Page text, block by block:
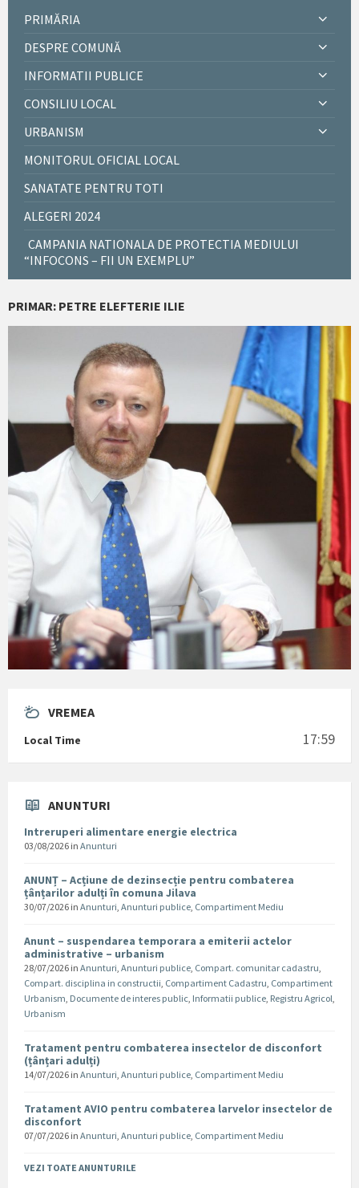
PRIMĂRIA
DESPRE COMUNĂ
INFORMATII PUBLICE
CONSILIU LOCAL
URBANISM
MONITORUL OFICIAL LOCAL
SANATATE PENTRU TOTI
ALEGERI 2024
CAMPANIA NATIONALA DE PROTECTIA MEDIULUI
“INFOCONS – FII UN EXEMPLU”
PRIMAR: PETRE ELEFTERIE ILIE
VREMEA
Local Time 17:59
ANUNTURI
Intreruperi alimentare energie electrica
03/08/2026 in Anunturi
ANUNȚ – Acțiune de dezinsecție pentru combaterea
țânțarilor adulți în comuna Jilava
30/07/2026 in Anunturi, Anunturi publice, Compartiment Mediu
Anunt – suspendarea temporara a emiterii actelor
administrative – urbanism
28/07/2026 in Anunturi, Anunturi publice, Compart. comunitar cadastru,
Compart. disciplina in constructii, Compartiment Cadastru, Compartiment
Urbanism, Documente de interes public, Informatii publice, Registru Agricol,
Urbanism
Tratament pentru combaterea insectelor de disconfort
(țânțari adulți)
14/07/2026 in Anunturi, Anunturi publice, Compartiment Mediu
Tratament AVIO pentru combaterea larvelor insectelor de
disconfort
07/07/2026 in Anunturi, Anunturi publice, Compartiment Mediu
VEZI TOATE ANUNTURILE